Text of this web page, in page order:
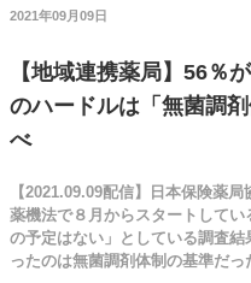
2021年09月09日
【地域連携薬局】56％
のハードルは「無菌調
べ
【2021.09.09配信】日本保険薬
薬機法で８月からスタートして
の予定はない」としている調査
ったのは無菌調剤体制の基準だっ